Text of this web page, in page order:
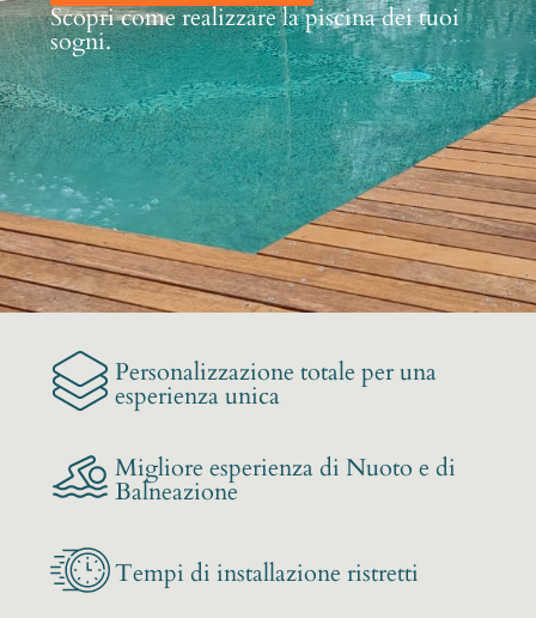
Scopri come realizzare la piscina dei tuoi
sogni.
Personalizzazione totale per una
esperienza unica
Migliore esperienza di Nuoto e di
Balneazione
Tempi di installazione ristretti